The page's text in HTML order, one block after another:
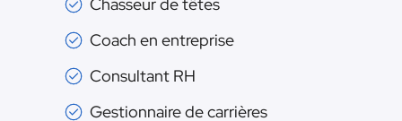
Chasseur de têtes
Coach en entreprise
Consultant RH
Gestionnaire de carrières